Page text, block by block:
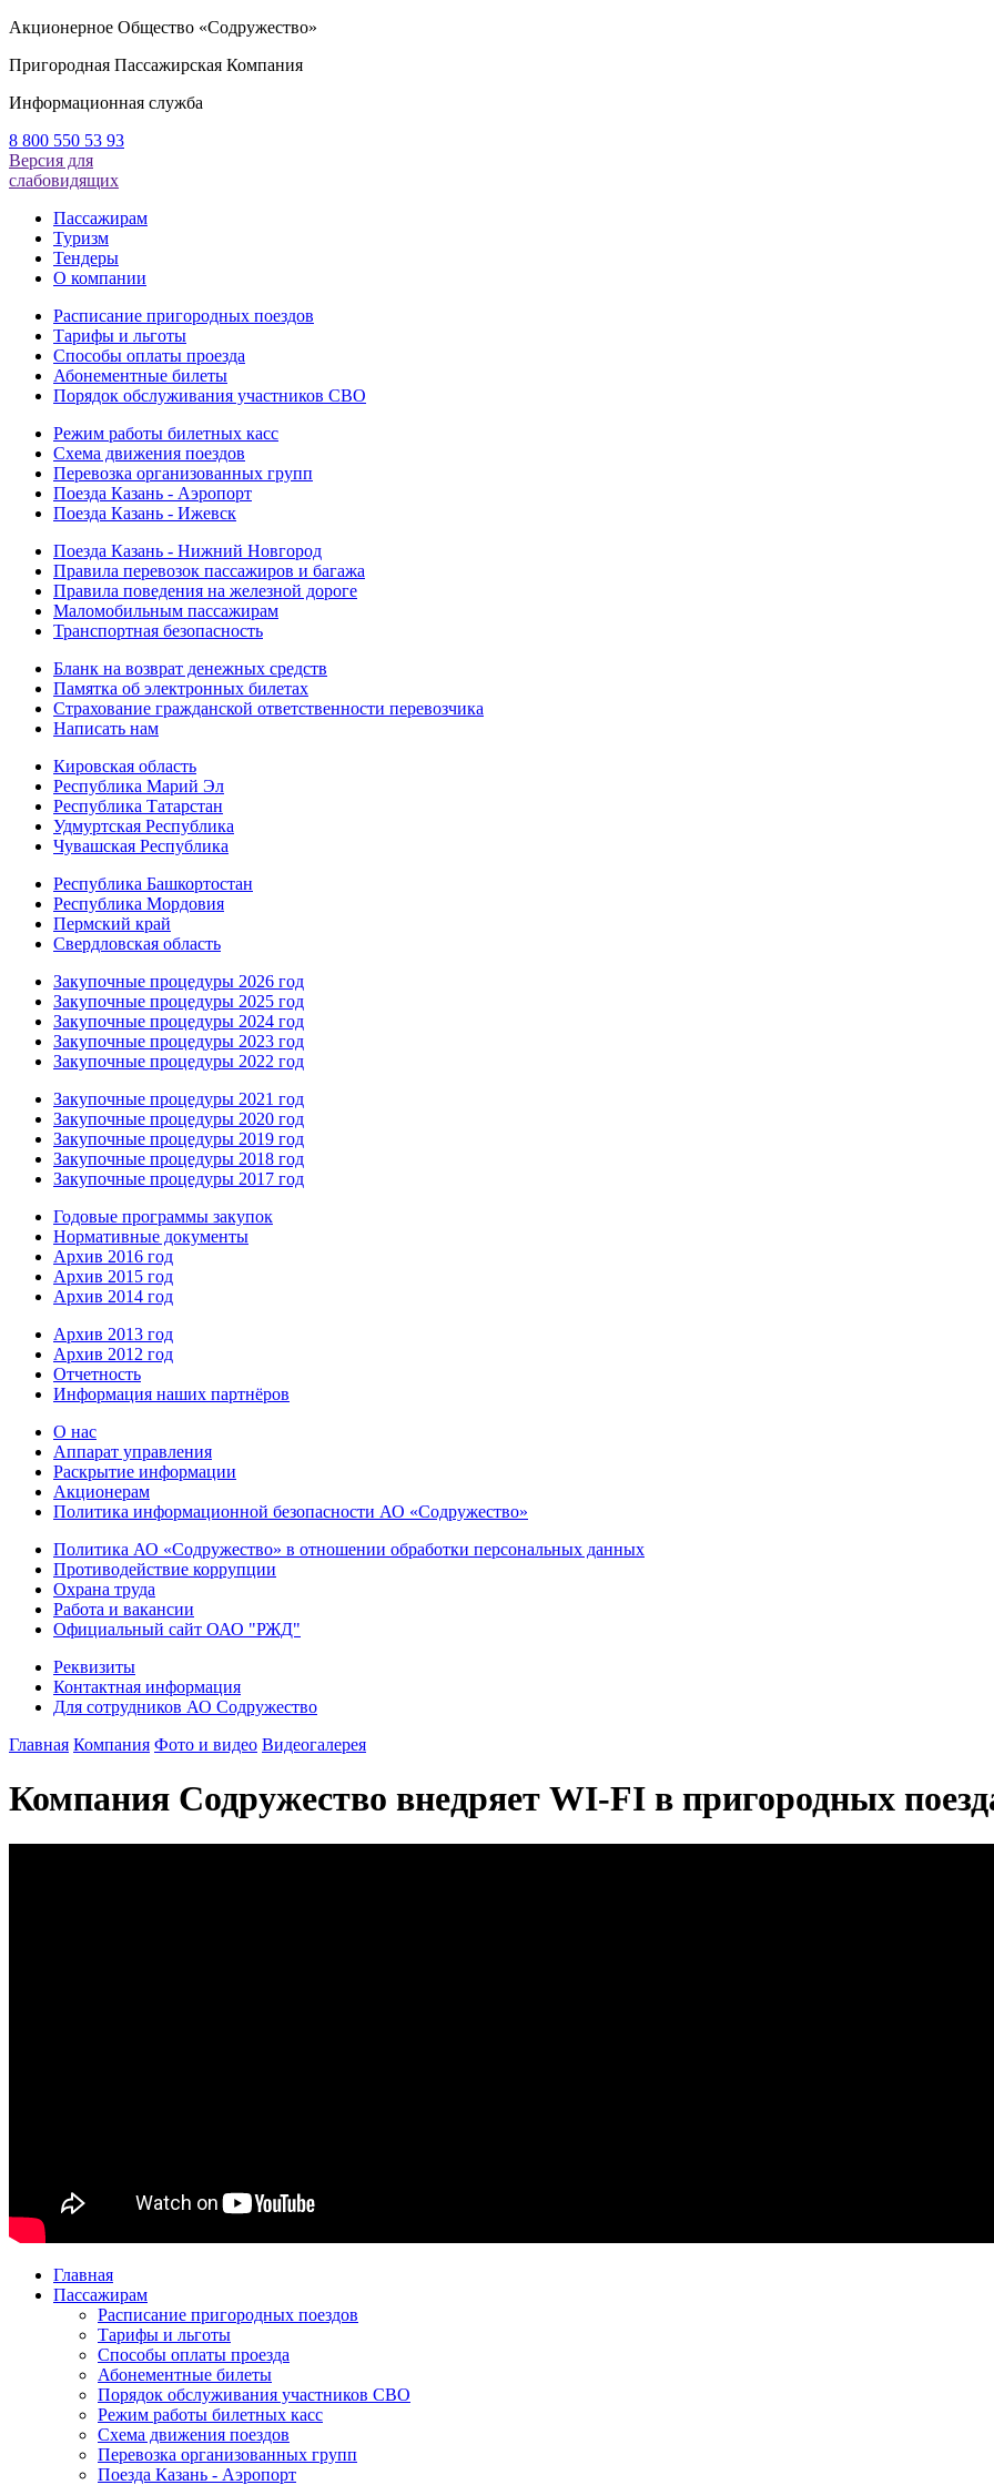
Акционерное Общество «Содружество»
Пригородная Пассажирская Компания
Информационная служба
8 800 550 53 93
Версия для
слабовидящих
Пассажирам
Туризм
Тендеры
О компании
Расписание пригородных поездов
Тарифы и льготы
Способы оплаты проезда
Абонементные билеты
Порядок обслуживания участников СВО
Режим работы билетных касс
Схема движения поездов
Перевозка организованных групп
Поезда Казань - Аэропорт
Поезда Казань - Ижевск
Поезда Казань - Нижний Новгород
Правила перевозок пассажиров и багажа
Правила поведения на железной дороге
Маломобильным пассажирам
Транспортная безопасность
Бланк на возврат денежных средств
Памятка об электронных билетах
Страхование гражданской ответственности перевозчика
Написать нам
Кировская область
Республика Марий Эл
Республика Татарстан
Удмуртская Республика
Чувашская Республика
Республика Башкортостан
Республика Мордовия
Пермский край
Свердловская область
Закупочные процедуры 2026 год
Закупочные процедуры 2025 год
Закупочные процедуры 2024 год
Закупочные процедуры 2023 год
Закупочные процедуры 2022 год
Закупочные процедуры 2021 год
Закупочные процедуры 2020 год
Закупочные процедуры 2019 год
Закупочные процедуры 2018 год
Закупочные процедуры 2017 год
Годовые программы закупок
Нормативные документы
Архив 2016 год
Архив 2015 год
Архив 2014 год
Архив 2013 год
Архив 2012 год
Отчетность
Информация наших партнёров
О нас
Аппарат управления
Раскрытие информации
Акционерам
Политика информационной безопасности АО «Содружество»
Политика АО «Содружество» в отношении обработки персональных данных
Противодействие коррупции
Охрана труда
Работа и вакансии
Официальный сайт ОАО "РЖД"
Реквизиты
Контактная информация
Для сотрудников АО Содружество
Главная Компания Фото и видео Видеогалерея
Компания Содружество внедряет WI-FI в пригородных
Главная
Пассажирам
Расписание пригородных поездов
Тарифы и льготы
Способы оплаты проезда
Абонементные билеты
Порядок обслуживания участников СВО
Режим работы билетных касс
Схема движения поездов
Перевозка организованных групп
Поезда Казань - Аэропорт